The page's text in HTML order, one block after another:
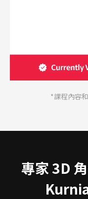
*課程內容
專家 3D